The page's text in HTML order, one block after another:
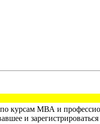
курсам МВА и
и